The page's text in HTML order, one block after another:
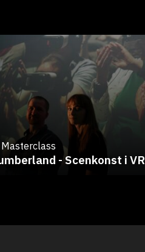
Masterclass
- Scenkonst i VR